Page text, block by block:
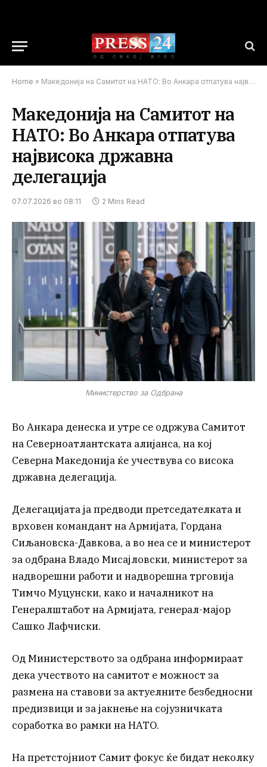
Home » Македонија на Самитот на НАТО: Во Анкара отпатува највисока државна делегација
Македонија на Самитот на
НАТО: Во Анкара отпатува
највисока државна
делегација
07.07.2026 во 08:11 2 Mins Read
Министерство за Одбрана
Во Анкара денеска и утре се одржува Самитот
на Северноатлантската алијанса, на кој
Северна Македонија ќе учествува со висока
државна делегација.
Делегацијата ја предводи претседателката и
врховен командант на Армијата, Гордана
Сиљановска-Давкова, а во неа се и министерот
за одбрана Владо Мисајловски, министерот за
надворешни работи и надворешна трговија
Тимчо Муцунски, како и началникот на
Генералштабот на Армијата, генерал-мајор
Сашко Лафчиски.
Од Министерството за одбрана информираат
дека учеството на самитот е можност за
размена на ставови за актуелните безбедносни
предизвици и за јакнење на сојузничката
соработка во рамки на НАТО.
На претстојниот Самит фокус ќе бидат неколку